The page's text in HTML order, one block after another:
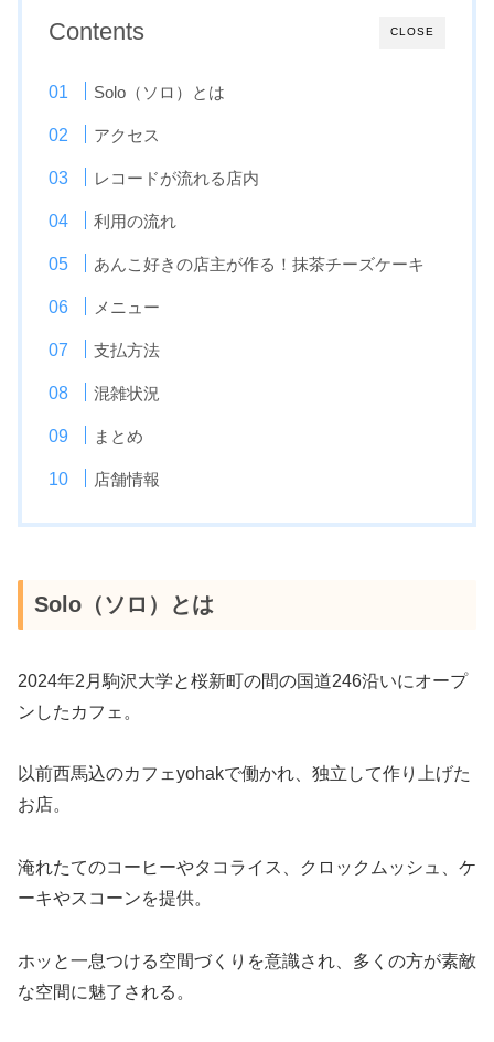
CLOSE
Contents
Solo（ソロ）とは
アクセス
レコードが流れる店内
利用の流れ
あんこ好きの店主が作る！抹茶チーズケーキ
メニュー
支払方法
混雑状況
まとめ
店舗情報
Solo（ソロ）とは
2024年2月駒沢大学と桜新町の間の国道246沿いにオープ
ンしたカフェ。
以前西馬込のカフェyohakで働かれ、独立して作り上げた
お店。
淹れたてのコーヒーやタコライス、クロックムッシュ、ケ
ーキやスコーンを提供。
ホッと一息つける空間づくりを意識され、多くの方が素敵
な空間に魅了される。